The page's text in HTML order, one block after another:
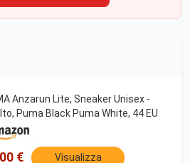
Anzarun Lite, Sneaker Unisex -
Puma Black Puma White, 44 EU
€ Visualizza